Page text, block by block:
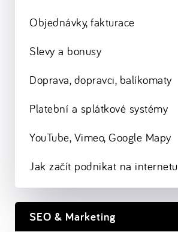
Objednávky, fakturace
Slevy a bonusy
Doprava, dopravci, balíkomaty
Platební a splátkové systémy
YouTube, Vimeo, Google Mapy
Jak začít podnikat na internetu
SEO & Marketing